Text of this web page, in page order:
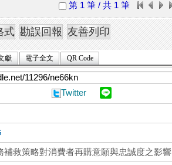
第 1 筆 / 共 1 筆
獻 電子全文 QR Code
Twitter
補救策略對消費者再購意願與忠誠度之影響